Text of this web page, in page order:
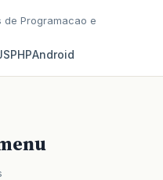
de Programacao e
PHPAndroid